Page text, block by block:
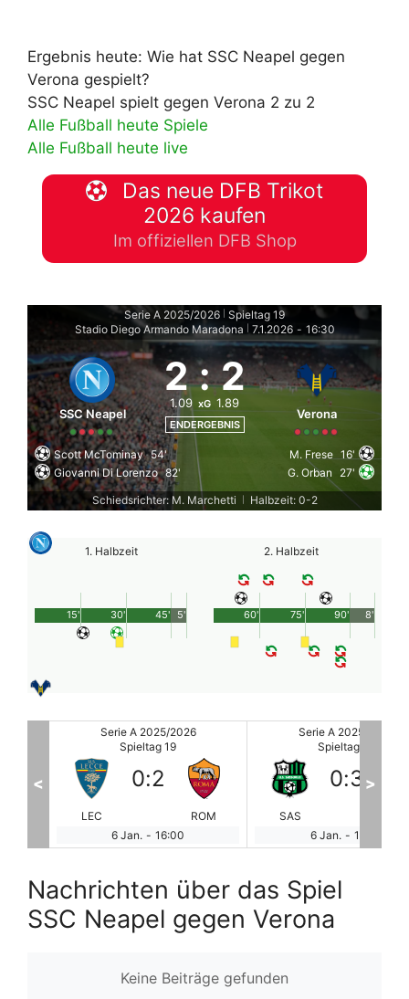
Ergebnis heute: Wie hat SSC Neapel gegen
Verona gespielt?
SSC Neapel spielt gegen Verona 2 zu 2
Alle Fußball heute Spiele
Alle Fußball heute live
Das neue DFB Trikot
2026 kaufen
Im offiziellen DFB Shop
Serie A 2025/2026 Spieltag 19
Stadio Diego Armando Maradona
7.1.2026 - 16:30
SSC Neapel
2 : 2
1.09 xG 1.89
ENDERGEBNIS
Verona
Scott McTominay 54'
Giovanni Di Lorenzo 82'
M. Frese 16'
G. Orban
27'
Schiedsrichter: M. Marchetti
Halbzeit: 0-2
1. Halbzeit
45'
15' 30' 5'
2. Halbzeit
90'
60' 75' 8'
Serie A 2025/2026
Spieltag 19
SAS
0:3
JUV
6 Jan. - 18:45
Serie A 2025/2026
Spieltag 19
SSC
2:2
7 Jan. - 16:30
< >
Nachrichten über das Spiel
SSC Neapel gegen Verona
Keine Beiträge gefunden